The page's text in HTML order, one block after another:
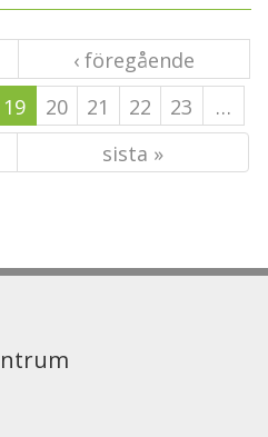
‹ föregående
19 20 21 22 23
…
sista »